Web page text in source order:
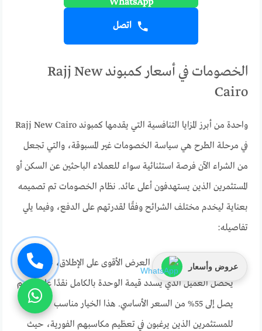
اتصل
الخصومات في أسعار كمبوند Rajj New
Cairo
واحدة من أبرز المزايا التنافسية التي يقدمها كمبوند Rajj New Cairo
في مرحلة الطرح هي سياسة الخصومات غير المسبوقة، والتي تجعل
من الشراء الآن فرصة استثنائية سواء للعملاء الباحثين عن السكن أو
المستثمرين الذين يستهدفون أعلى عائد. نظام الخصومات تم تصميمه
بعناية ليخدم مختلف الشرائح وفقًا لقدرتهم على الدفع، وفيما يلي
تفاصيله:
خصم الكاش 55%: وهو العرض الأقوى على الإطلاق، حيث
يحصل العميل الذي يسدد قيمة الوحدة بالكامل نقدًا على خصم
يصل إلى 55% من السعر الأساسي. هذا الخيار مناسب
للمستثمرين الذين يرغبون في تعظيم مكاسبهم الفورية، حيث
عروض وأسعار